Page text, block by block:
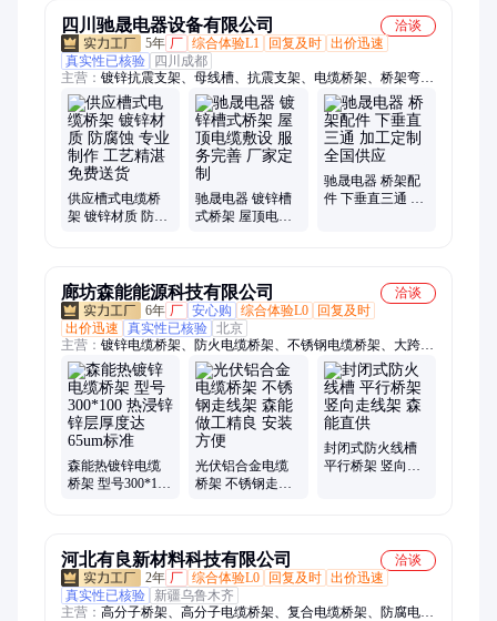
四川驰晟电器设备有限公司
洽谈
5年 厂 综合体验L1 回复及时 出价迅速
真实性已核验
四川成都
主营： 镀锌抗震支架、母线槽、抗震支架、电缆桥架、桥架弯
头、槽式桥架、梯式桥架、模压桥架、不锈钢桥架、铝合金桥
架、热镀锌桥架、母线槽桥架、桥架、密集型母线槽、封闭式母
线槽、母线桥
供应槽式电缆桥
架 镀锌材质 防腐
驰晟电器 镀锌槽
式桥架 屋顶电缆
驰晟电器 桥架配
件 下垂直三通 加
廊坊森能能源科技有限公司
洽谈
6年 厂 安心购 综合体验L0
回复及时
出价迅速
真实性已核验 北京
主营： 镀锌电缆桥架、防火电缆桥架、不锈钢电缆桥架、大跨距
电缆桥架、热镀锌电缆桥架、铝合金电缆桥架
森能热镀锌电缆
桥架 型号300*100
光伏铝合金电缆
桥架 不锈钢走线
封闭式防火线槽
平行桥架 竖向走
河北有良新材料科技有限公司
洽谈
2年 厂 综合体验L0 回复及时 出价迅速
真实性已核验
新疆乌鲁木齐
主营： 高分子桥架、高分子电缆桥架、复合电缆桥架、防腐电缆